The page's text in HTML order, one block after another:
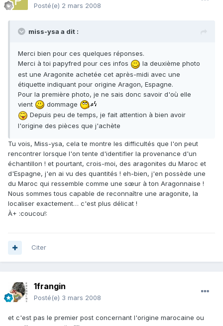
Posté(e) 2 mars 2008
miss-ysa a dit :
Merci bien pour ces quelques réponses.
Merci à toi papyfred pour ces infos
la deuxième photo
est une Aragonite achetée cet après-midi avec une
étiquette indiquant pour origine Aragon, Espagne.
Pour la première photo, je ne sais donc savoir d'où elle
vient
dommage
Depuis peu de temps, je fait attention à bien avoir
l'origine des pièces que j'achète
Tu vois, Miss-ysa, cela te montre les difficultés que l'on peut
rencontrer lorsque l'on tente d'identifier la provenance d'un
échantillon ! et pourtant, crois-moi, des aragonites du Maroc et
d'Espagne, j'en ai vu des quantités ! eh-bien, j'en possède une
du Maroc qui ressemble comme une sœur à ton Aragonnaise !
Nous sommes tous capable de reconnaître une aragonite, la
localiser exactement… c'est plus délicat !
À+ :coucou!:
Citer
1frangin
Posté(e) 3 mars 2008
et c'est pas le premier post concernant l'origine marocaine ou